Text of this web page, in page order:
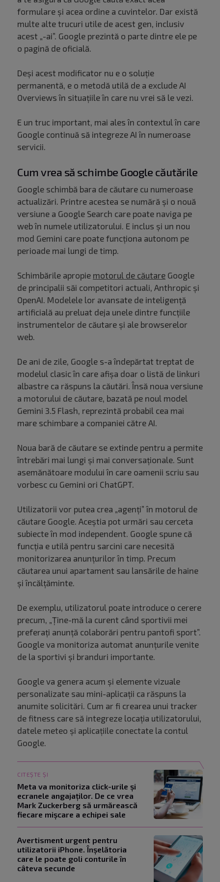
formulare și acea ordine a cuvintelor. Dar există
multe alte trucuri utile de acest gen, inclusiv
acest „-ai”. Google prezintă o parte dintre ele pe
o pagină de oficială.
Deși acest modificator nu e o soluție
permanentă, e o metodă utilă de a exclude AI
Overviews în situațiile în care nu vrei să le vezi.
E un truc important, mai ales în contextul în care
Google continuă să integreze AI în numeroase
servicii.
Cum vrea să schimbe Google căutările
Google schimbă bara de căutare cu numeroase
actualizări. Printre acestea se numără și o nouă
versiune a Google Search care poate naviga pe
web în numele utilizatorului. E inclus și un nou
mod Gemini care poate funcționa autonom pe
perioade mai lungi de timp.
Schimbările apropie motorul de căutare Google
de principalii săi competitori actuali, Anthropic și
OpenAI. Modelele lor avansate de inteligență
artificială au preluat deja unele dintre funcțiile
instrumentelor de căutare și ale browserelor
web.
De ani de zile, Google s-a îndepărtat treptat de
modelul clasic în care afișa doar o listă de linkuri
albastre ca răspuns la căutări. Însă noua versiune
a motorului de căutare, bazată pe noul model
Gemini 3.5 Flash, reprezintă probabil cea mai
mare schimbare a companiei către AI.
Noua bară de căutare se extinde pentru a permite
întrebări mai lungi și mai conversaționale. Sunt
asemănătoare modului în care oamenii scriu sau
vorbesc cu Gemini ori ChatGPT.
Utilizatorii vor putea crea „agenți” în motorul de
căutare Google. Aceștia pot urmări sau cerceta
subiecte în mod independent. Google spune că
funcția e utilă pentru sarcini care necesită
monitorizarea anunțurilor în timp. Precum
căutarea unui apartament sau lansările de haine
și încălțăminte.
De exemplu, utilizatorul poate introduce o cerere
precum, „Ține-mă la curent când sportivii mei
preferați anunță colaborări pentru pantofi sport”.
Google va monitoriza automat anunțurile venite
de la sportivi și branduri importante.
Google va genera acum și elemente vizuale
personalizate sau mini-aplicații ca răspuns la
anumite solicitări. Cum ar fi crearea unui tracker
de fitness care să integreze locația utilizatorului,
datele meteo și aplicațiile conectate la contul
Google.
CITEȘTE ȘI
Meta va monitoriza click-urile și
ecranele angajaților. De ce vrea
Mark Zuckerberg să urmărească
fiecare mișcare a echipei sale
Avertisment urgent pentru
utilizatorii iPhone. Înșelătoria
care le poate goli conturile în
câteva secunde